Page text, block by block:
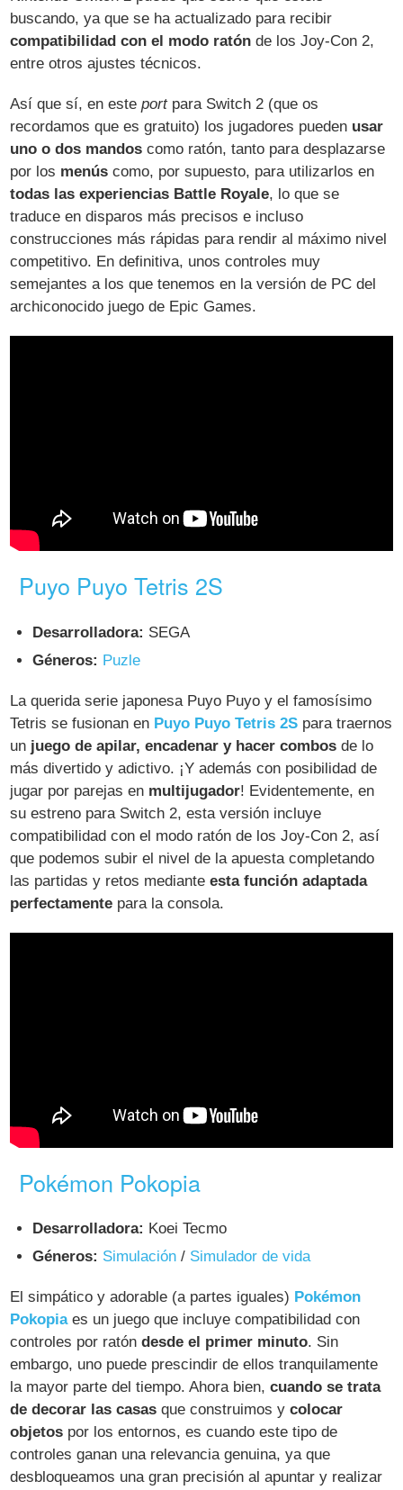
buscando, ya que se ha actualizado para recibir
compatibilidad con el modo ratón de los Joy-Con 2,
entre otros ajustes técnicos.
Así que sí, en esteportpara Switch 2 (que os
recordamos que es gratuito) los jugadores pueden usar
uno o dos mandos como ratón, tanto para desplazarse
por los menús como, por supuesto, para utilizarlos en
todas las experiencias Battle Royale, lo que se
traduce en disparos más precisos e incluso
construcciones más rápidas para rendir al máximo nivel
competitivo. En definitiva, unos controles muy
semejantes a los que tenemos en la versión de PC del
archiconocido juego de Epic Games.
Puyo Puyo Tetris 2S
Desarrolladora: SEGA
Géneros: Puzle
La querida serie japonesa Puyo Puyo y el famosísimo
Tetris se fusionan en Puyo Puyo Tetris 2S para traernos
un juego de apilar, encadenar y hacer combos de lo
más divertido y adictivo. ¡Y además con posibilidad de
jugar por parejas en multijugador! Evidentemente, en
su estreno para Switch 2, esta versión incluye
compatibilidad con el modo ratón de los Joy-Con 2, así
que podemos subir el nivel de la apuesta completando
las partidas y retos medianteesta función adaptada
perfectamente para la consola.
Pokémon Pokopia
Desarrolladora: Koei Tecmo
Géneros: Simulación / Simulador de vida
El simpático y adorable (a partes iguales) Pokémon
Pokopiaes un juego que incluye compatibilidad con
controles por ratóndesde el primer minuto. Sin
embargo, uno puede prescindir de ellos tranquilamente
la mayor parte del tiempo. Ahora bien,cuando se trata
de decorar las casas que construimos ycolocar
objetos por los entornos, es cuando este tipo de
controles ganan una relevancia genuina, ya que
desbloqueamos una gran precisión al apuntar y realizar